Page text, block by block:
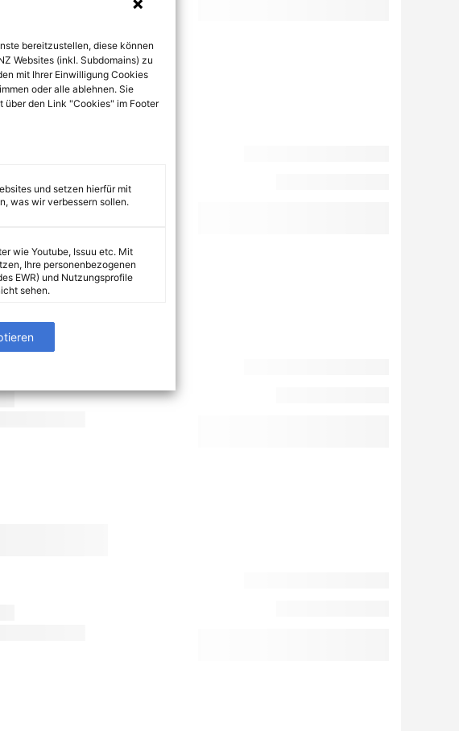
bereitzustellen, diese können
Websites (inkl. Subdomains) zu
mit Ihrer Einwilligung Cookies
oder alle ablehnen. Sie
den Link "Cookies" im Footer
und setzen hierfür mit
was wir verbessern sollen.
wie Youtube, Issuu etc. Mit
Ihre personenbezogenen
EWR) und Nutzungsprofile
sehen.